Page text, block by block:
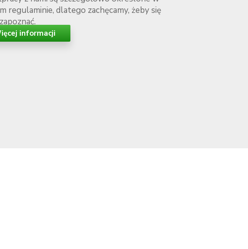
regulaminie, dlatego zachęcamy, żeby się
informacji